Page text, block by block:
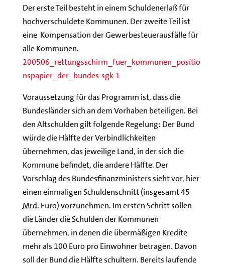
Der erste Teil besteht in einem Schuldenerlaß für
hochverschuldete Kommunen. Der zweite Teil ist
eine Kompensation der Gewerbesteuerausfälle für
alle Kommunen.
200506_rettungsschirm_fuer_kommunen_positio
nspapier_der_bundes-sgk-1
Voraussetzung für das Programm ist, dass die
Bundesländer sich an dem Vorhaben beteiligen. Bei
den Altschulden gilt folgende Regelung: Der Bund
würde die Hälfte der Verbindlichkeiten
übernehmen, das jeweilige Land, in der sich die
Kommune befindet, die andere Hälfte. Der
Vorschlag des Bundesfinanzministers sieht vor, hier
einen einmaligen Schuldenschnitt (insgesamt 45
Mrd. Euro) vorzunehmen. Im ersten Schritt sollen
die Länder die Schulden der Kommunen
übernehmen, in denen die übermäßigen Kredite
mehr als 100 Euro pro Einwohner betragen. Davon
soll der Bund die Hälfte schultern. Bereits laufende